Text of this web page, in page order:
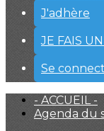
J'adhère
JE FAIS
Se
- ACCUEIL -
Agenda du